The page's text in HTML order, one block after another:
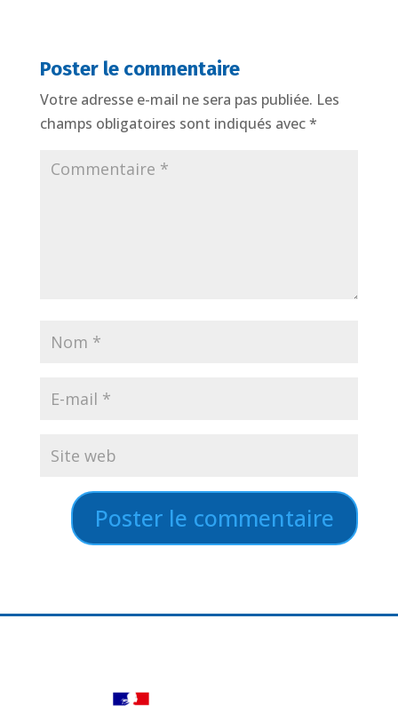
Poster le commentaire
Votre adresse e-mail ne sera pas publiée. Les
champs obligatoires sont indiqués avec*